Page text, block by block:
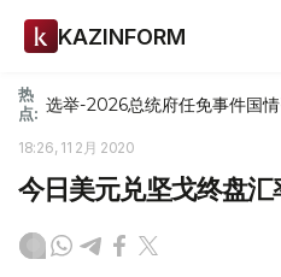
KAZINFORM
热
点: 选举-2026总统府任免事件国
18:26, 11 2月 2020
今日美元兑坚戈终盘